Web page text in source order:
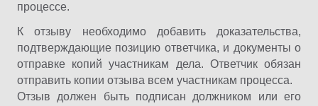
процессе.
К отзыву необходимо добавить доказательства,
подтверждающие позицию ответчика, и документы о
отправке копий участникам дела. Ответчик обязан
отправить копии отзыва всем участникам процесса.
Отзыв должен быть подписан должником или его